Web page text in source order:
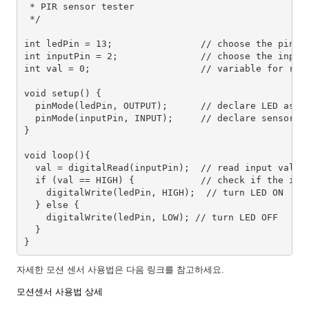
* PIR sensor tester
*/
int ledPin = 13;                // choose the pin for
int inputPin = 2;               // choose the input
int val = 0;                    // variable for
void setup() {
pinMode(ledPin, OUTPUT);      // declare LED as
pinMode(inputPin, INPUT);     // declare sensor
}
void loop(){
  val = digitalRead(inputPin);  // read input value
if (val == HIGH) {            // check if the
    digitalWrite(ledPin, HIGH);  // turn LED ON
  } else {
    digitalWrite(ledPin, LOW); // turn LED OFF
  }
}
자세한 모션 센서 사용법은 다음 링크를 참고하세요.
모션센서 사용법 상세